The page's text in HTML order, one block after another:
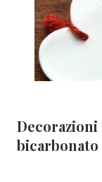
Decorazioni
bicarbonato